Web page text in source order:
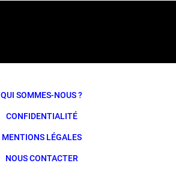
QUI SOMMES-NOUS ?
CONFIDENTIALITÉ
MENTIONS LÉGALES
NOUS CONTACTER